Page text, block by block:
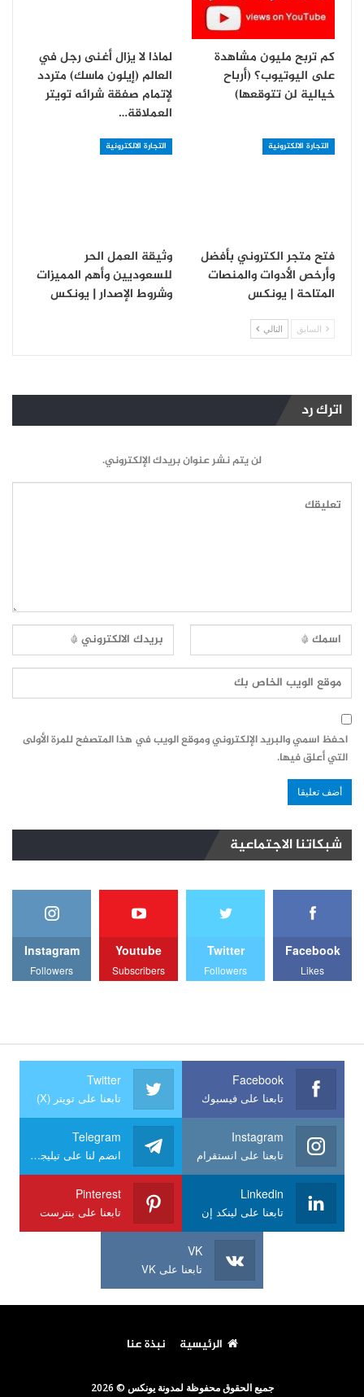
كم تربح مليون مشاهدة
على اليوتيوب؟ (أرباح
خيالية لن تتوقعها)
لماذا لا يزال أغنى رجل في
العالم (إيلون ماسك) متردد
لإتمام صفقة شرائه تويتر
العملاقة…
التجارة الالكترونية
فتح متجر الكتروني بأفضل
وأرخص الأدوات والمنصات
المتاحة | يونكس
التجارة الالكترونية
وثيقة العمل الحر
للسعوديين وأهم المميزات
وشروط الإصدار | يونكس
السابق التالي
اترك رد
لن يتم نشر عنوان بريدك الإلكتروني.
احفظ اسمي والبريد الإلكتروني وموقع الويب في هذا المتصفح للمرة الأولى
التي أعلق فيها.
شبكاتنا الاجتماعية
Facebook
Likes
Twitter
Followers
Youtube
Subscribers
Instagram
Followers
Facebook
تابعنا على فيسبوك
Twitter
تابعنا على تويتر (X)
Instagram
تابعنا على انستقرام
Telegram
انضم لنا على تيليجرام
Linkedin
تابعنا على لينكد إن
Pinterest
تابعنا على بنترست
VK
تابعنا على VK
الرئيسية نبذة عنا
جميع الحقوق محفوظة لمدونة يونكس © 2026